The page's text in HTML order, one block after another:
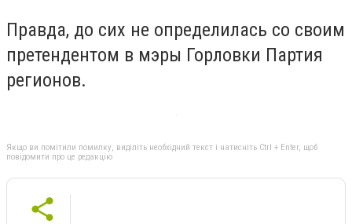
Правда, до сих не определилась со своим
претендентом в мэры Горловки Партия
регионов.
Якщо ви помітили помилку, виділіть необхідний текст і натисніть Ctrl + Enter, щоб
повідомити про це редакцію